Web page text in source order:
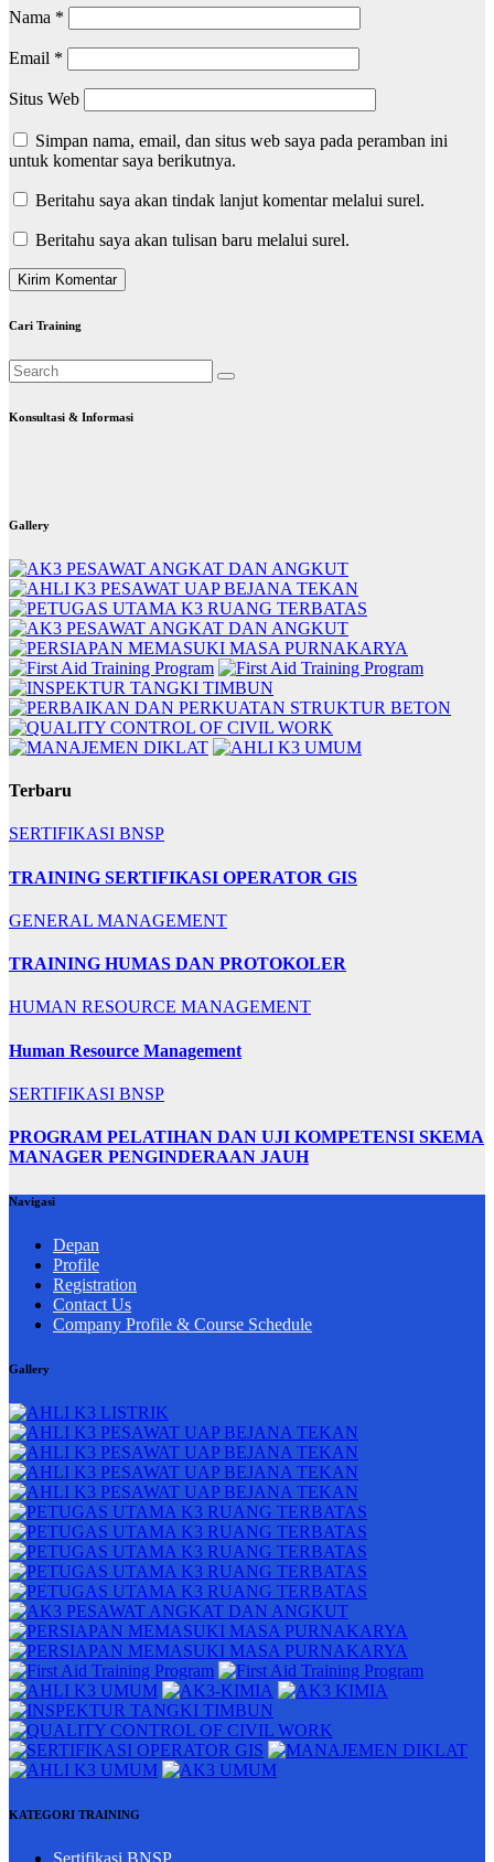
Nama *
Email *
Situs Web
Simpan nama, email, dan situs web saya pada peramban ini
untuk komentar saya berikutnya.
Beritahu saya akan tindak lanjut komentar melalui surel.
Beritahu saya akan tulisan baru melalui surel.
Cari Training
Konsultasi & Informasi
Gallery
Terbaru
SERTIFIKASI BNSP
TRAINING SERTIFIKASI OPERATOR GIS
GENERAL MANAGEMENT
TRAINING HUMAS DAN PROTOKOLER
HUMAN RESOURCE MANAGEMENT
Human Resource Management
SERTIFIKASI BNSP
PROGRAM PELATIHAN DAN UJI KOMPETENSI SKEMA
MANAGER PENGINDERAAN JAUH
Navigasi
Depan
Profile
Registration
Contact Us
Company Profile & Course Schedule
Gallery
KATEGORI TRAINING
Sertifikasi BNSP